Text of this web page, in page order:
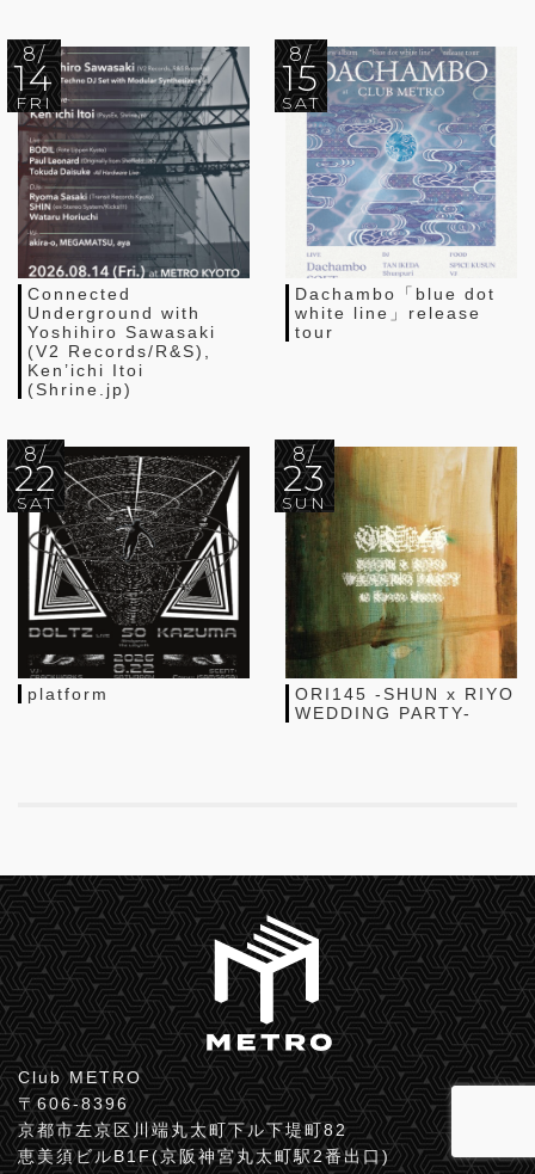
8/
14
FRI
Connected
Underground with
Yoshihiro Sawasaki
(V2 Records/R&S),
Ken’ichi Itoi
(Shrine.jp)
8/
15
SAT
Dachambo「blue dot
white line」release
tour
8/
22
SAT
platform
8/
23
SUN
ORI145 -SHUN x RIYO
WEDDING PARTY-
Club METRO
〒606-8396
京都市左京区川端丸太町下ル下堤町82
恵美須ビルB1F(京阪神宮丸太町駅2番出口)